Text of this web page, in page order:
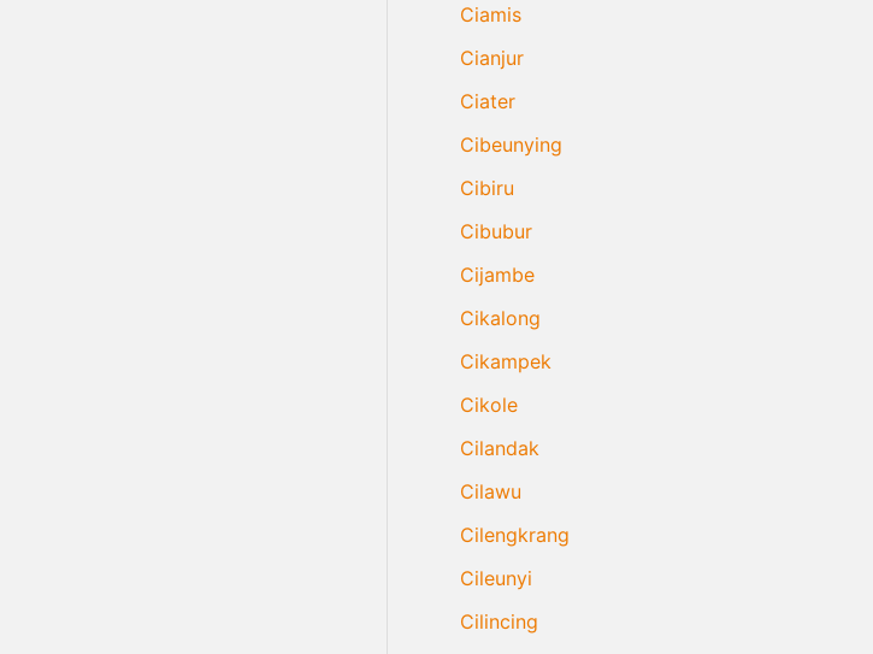
Ciamis
Cianjur
Ciater
Cibeunying
Cibiru
Cibubur
Cijambe
Cikalong
Cikampek
Cikole
Cilandak
Cilawu
Cilengkrang
Cileunyi
Cilincing